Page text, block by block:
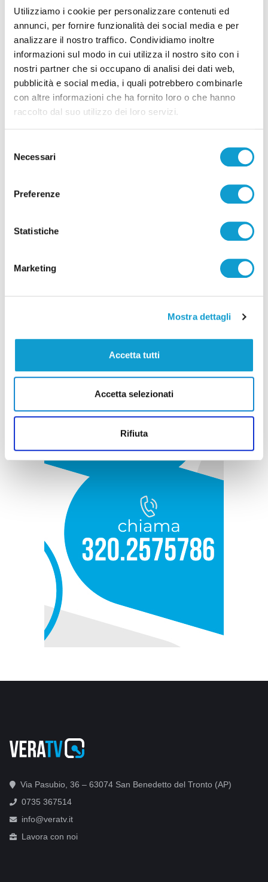
Utilizziamo i cookie per personalizzare contenuti ed
annunci, per fornire funzionalità dei social media e per
analizzare il nostro traffico. Condividiamo inoltre
informazioni sul modo in cui utilizza il nostro sito con i
nostri partner che si occupano di analisi dei dati web,
pubblicità e social media, i quali potrebbero combinarle
con altre informazioni che ha fornito loro o che hanno
raccolto dal suo utilizzo dei loro servizi.
delNecessari
Preferenze
Statistiche
Marketing
Mostra dettagli
Accetta tutti
Accetta selezionati
Rifiuta
05/08/2026
Via Pasubio, 36 – 63074 San Benedetto del Tronto (AP)
0735 367514
info@veratv.it
Lavora con noi